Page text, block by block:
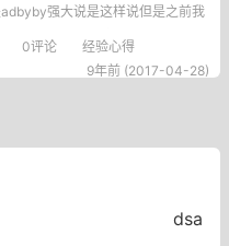
强大说是这样说但是之前我
电影网站的垃圾广告满屏飞一
用了adm啥都没有了广告很干净我
0评论
经验心得
9年前 (2017-04-28)
dsa